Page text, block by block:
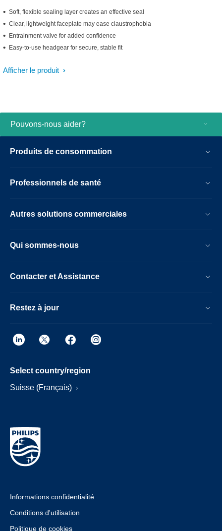
Soft, flexible sealing layer creates an effective seal
Clear, lightweight faceplate may ease claustrophobia
Entrainment valve for added confidence
Easy-to-use headgear for secure, stable fit
Afficher le produit
Pouvons-nous aider?
Produits de consommation
Professionnels de santé
Autres solutions commerciales
Qui sommes-nous
Contacter et Assistance
Restez à jour
Select country/region
Suisse (Français)
Informations confidentialité
Conditions d'utilisation
Politique de cookies